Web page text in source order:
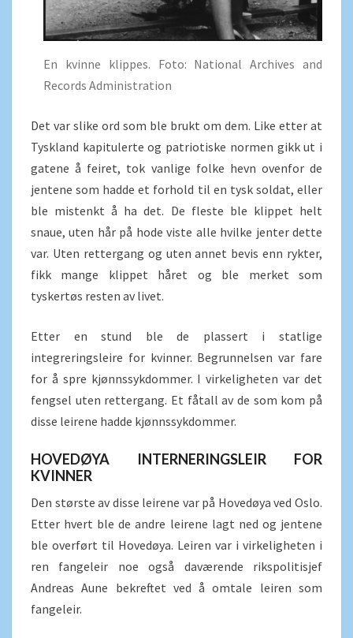
En kvinne klippes. Foto: National Archives and
Records Administration
Det var slike ord som ble brukt om dem. Like etter at
Tyskland kapitulerte og patriotiske normen gikk ut i
gatene å feiret, tok vanlige folke hevn ovenfor de
jentene som hadde et forhold til en tysk soldat, eller
ble mistenkt å ha det. De fleste ble klippet helt
snaue, uten hår på hode viste alle hvilke jenter dette
var. Uten rettergang og uten annet bevis enn rykter,
fikk mange klippet håret og ble merket som
tyskertøs resten av livet.
Etter en stund ble de plassert i statlige
integreringsleire for kvinner. Begrunnelsen var fare
for å spre kjønnssykdommer. I virkeligheten var det
fengsel uten rettergang. Et fåtall av de som kom på
disse leirene hadde kjønnssykdommer.
HOVEDØYA INTERNERINGSLEIR FOR
KVINNER
Den største av disse leirene var på Hovedøya ved Oslo.
Etter hvert ble de andre leirene lagt ned og jentene
ble overført til Hovedøya. Leiren var i virkeligheten i
ren fangeleir noe også daværende rikspolitisjef
Andreas Aune bekreftet ved å omtale leiren som
fangeleir.